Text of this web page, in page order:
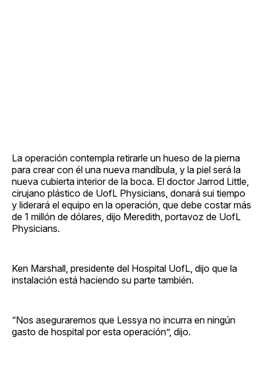
La operación contempla retirarle un hueso de la pierna
para crear con él una nueva mandíbula, y la piel será la
nueva cubierta interior de la boca. El doctor Jarrod Little,
cirujano plástico de UofL Physicians, donará sui tiempo
y liderará el equipo en la operación, que debe costar más
de 1 millón de dólares, dijo Meredith, portavoz de UofL
Physicians.
Ken Marshall, presidente del Hospital UofL, dijo que la
instalación está haciendo su parte también.
“Nos aseguraremos que Lessya no incurra en ningún
gasto de hospital por esta operación”, dijo.